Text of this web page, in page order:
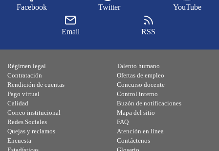
Facebook Twitter YouTube
Email RSS
Régimen legal
Contratación
Rendición de cuentas
Pago virtual
Calidad
Talento humano
Ofertas de empleo
Concurso docente
Control interno
Buzón de notificaciones
Correo institucional
Redes Sociales
Quejas y reclamos
Encuesta
Mapa del sitio
FAQ
Atención en línea
Contáctenos